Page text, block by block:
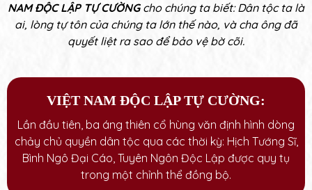
NAM ĐỘC LẬP TỰ CƯỜNGcho chúng ta biết: Dân tộc ta là
ai, lòng tự tôn của chúng ta lớn thế nào, và cha ông đã
quyết liệt ra sao để bảo vệ bờ cõi.
VIỆT NAM ĐỘC LẬP TỰ CƯỜNG:
Lần đầu tiên, ba áng thiên cổ hùng văn định hình dòng
chảy chủ quyền dân tộc qua các thời kỳ: Hịch Tướng Sĩ,
Bình Ngô Đại Cáo, Tuyên Ngôn Độc Lập được quy tụ
trong một chỉnh thể đồng bộ.